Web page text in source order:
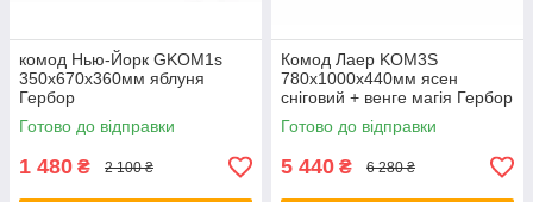
комод Нью-Йорк GKOM1s
350х670х360мм яблуня
Гербор
Готово до відправки
1 480 ₴ 2 100 ₴
Комод Лаер KOM3S
780х1000х440мм ясен
сніговий + венге магія Гербор
Готово до відправки
5 440 ₴ 6 280 ₴